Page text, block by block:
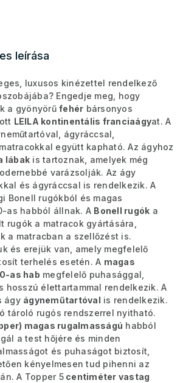
leírása
luxusos kinézettel rendelkező
Engedje meg, hogy
a gyönyörű fehér bársonyos
LEILA kontinentális franciaágyat. A
ágyráccsal,
együtt kapható. Az ágyhoz
lábak is tartoznak, amelyek még
varázsolják. Az ágy
és ágyráccsal is rendelkezik. A
Bonell rugókból és magas
as habból állnak. A Bonell rugók a
rugók a matracok gyártására,
a matracban a szellőzést is.
és erejük van, amely megfelelő
terhelés esetén. A magas
as hab megfelelő puhasággal,
hosszú élettartammal rendelkezik. A
ágy ágyneműtartóval is rendelkezik.
tároló rugós rendszerrel nyitható.
magas rugalmasságú habból
a test hőjére és minden
és puhaságot biztosít,
kényelmesen tud pihenni az
A Topper 5centiméter vastag